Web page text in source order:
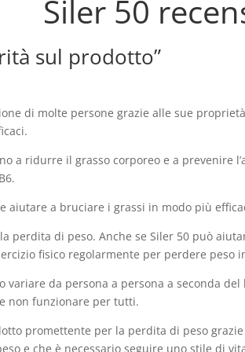
Siler 50
sul prodotto”
di molte persone grazie alle sue
a ridurre il grasso corporeo e a prevenire
aiutare a bruciare i grassi in modo più
perdita di peso. Anche se Siler 50 può
fisico regolarmente per perdere peso
da persona a persona a seconda
non funzionare per tutti.
promettente per la perdita di peso
e che è necessario seguire uno stile di